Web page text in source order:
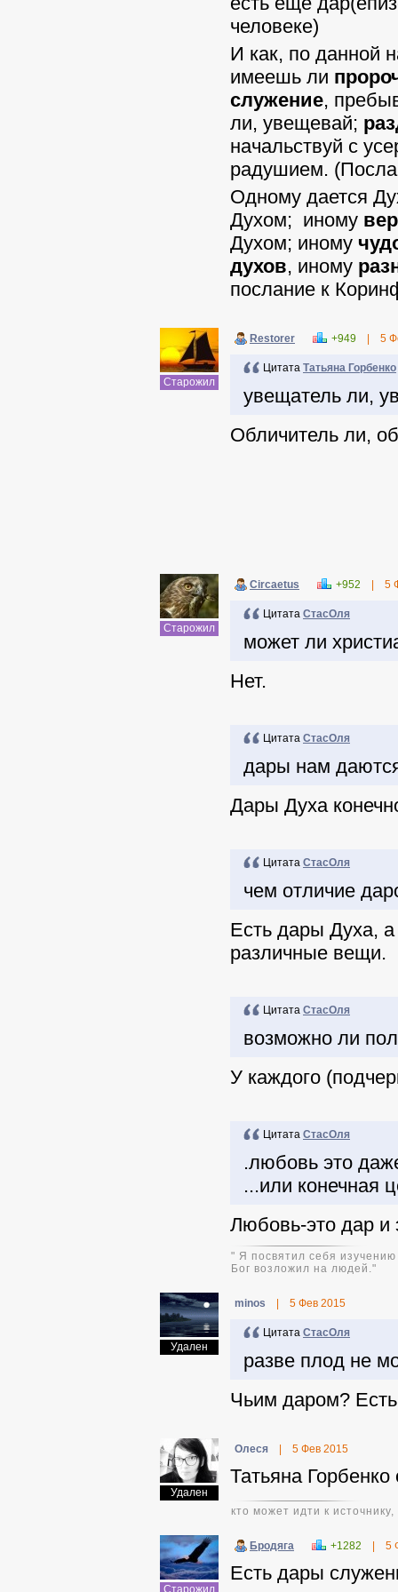
человеке)
И как, по данной
имеешь ли
служение,
ли, увещевай;
начальствуй с
радушием.
Одному дается
Духом; иному
Духом; иному
духов, иному
послание к
Старожил
Restorer +949 5
Цитата Татьяна Горбенко
увещатель ли,
Обличитель ли,
Старожил
Circaetus +952 5
Цитата СтасОля
может ли
Нет.
Цитата СтасОля
дары нам
Дары Духа
Цитата СтасОля
чем отличие
Есть дары Духа, а
различные вещи.
Цитата СтасОля
возможно ли
У каждого
Цитата СтасОля
.любовь это
...или конечная
Любовь-это дар и
" Я посвятил себя
Бог возложил на людей."
Удален
minos 5 Фев 2015
Цитата СтасОля
разве плод не
Чьим даром?
Удален
Олеся 5 Фев 2015
Татьяна Горбенко
кто может идти к
Старожил
Бродяга +1282 5
Есть дары